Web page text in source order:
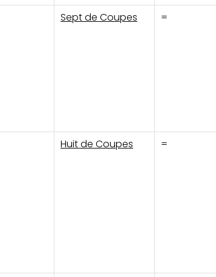
Sept de Coupes =
Huit de Coupes =